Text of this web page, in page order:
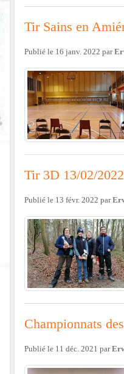
Tir Sains en
Publié le 16 janv. 2022 par
Tir 3D 13/02/2022
Publié le 13 févr. 2022 par
Championnats
Publié le 11 déc. 2021 par